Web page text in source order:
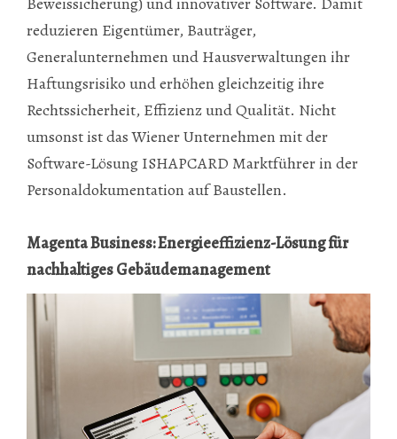
reduzieren Eigentümer, Bauträger,
Generalunternehmen und Hausverwaltungen ihr
Haftungsrisiko und erhöhen gleichzeitig ihre
Rechtssicherheit, Effizienz und Qualität. Nicht
umsonst ist das Wiener Unternehmen mit der
Software-Lösung ISHAPCARD Marktführer in der
Personaldokumentation auf Baustellen.
Magenta Business: Energieeffizienz-Lösung für
nachhaltiges Gebäudemanagement